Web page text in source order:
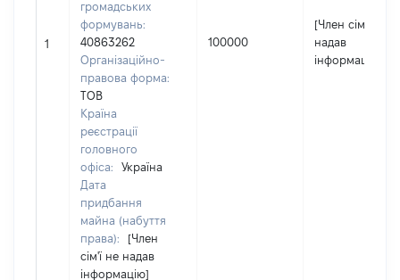
1
громадських
формувань:
40863262
Організаційно-
правова форма:
ТОВ
Країна
реєстрації
головного
офіса:
Україна
Дата
придбання
майна (набуття
права):
[Член
сім'ї не надав
інформацію]
100000
[Член сім'ї не
надав
інформацію]